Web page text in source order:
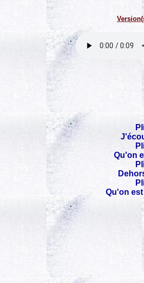
Qu'on
Qu'on